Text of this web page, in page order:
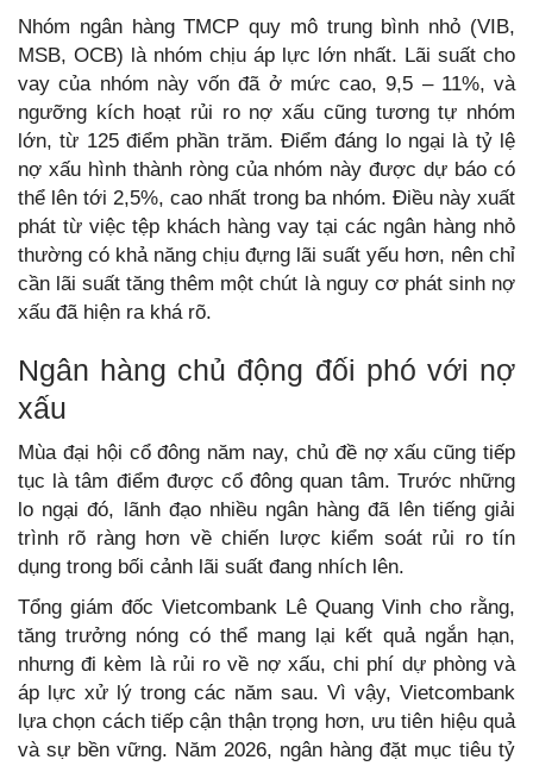
Nhóm ngân hàng TMCP quy mô trung bình nhỏ (VIB,
MSB, OCB) là nhóm chịu áp lực lớn nhất. Lãi suất cho
vay của nhóm này vốn đã ở mức cao, 9,5 – 11%, và
ngưỡng kích hoạt rủi ro nợ xấu cũng tương tự nhóm
lớn, từ 125 điểm phần trăm. Điểm đáng lo ngại là tỷ lệ
nợ xấu hình thành ròng của nhóm này được dự báo có
thể lên tới 2,5%, cao nhất trong ba nhóm. Điều này xuất
phát từ việc tệp khách hàng vay tại các ngân hàng nhỏ
thường có khả năng chịu đựng lãi suất yếu hơn, nên chỉ
cần lãi suất tăng thêm một chút là nguy cơ phát sinh nợ
xấu đã hiện ra khá rõ.
Ngân hàng chủ động đối phó với nợ
xấu
Mùa đại hội cổ đông năm nay, chủ đề nợ xấu cũng tiếp
tục là tâm điểm được cổ đông quan tâm. Trước những
lo ngại đó, lãnh đạo nhiều ngân hàng đã lên tiếng giải
trình rõ ràng hơn về chiến lược kiểm soát rủi ro tín
dụng trong bối cảnh lãi suất đang nhích lên.
Tổng giám đốc Vietcombank Lê Quang Vinh cho rằng,
tăng trưởng nóng có thể mang lại kết quả ngắn hạn,
nhưng đi kèm là rủi ro về nợ xấu, chi phí dự phòng và
áp lực xử lý trong các năm sau. Vì vậy, Vietcombank
lựa chọn cách tiếp cận thận trọng hơn, ưu tiên hiệu quả
và sự bền vững. Năm 2026, ngân hàng đặt mục tiêu tỷ